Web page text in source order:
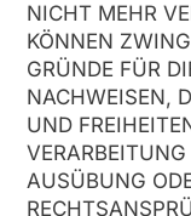
NICHT MEHR
KÖNNEN
GRÜNDE FÜR
NACHWEISEN,
UND
AUSÜBUNG